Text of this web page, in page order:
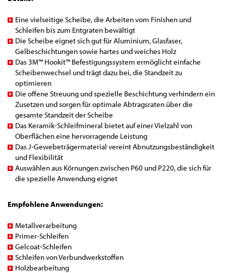
Eine vielseitige Scheibe, die Arbeiten vom Finishen und
Schleifen bis zum Entgraten bewältigt
Die Scheibe eignet sich gut für Aluminium, Glasfaser,
Gelbeschichtungen sowie hartes und weiches Holz
Das 3M™ Hookit™ Befestigungssystem ermöglicht einfache
Scheibenwechsel und trägt dazu bei, die Standzeit zu
optimieren
Die offene Streuung und spezielle Beschichtung verhindern ein
Zusetzen und sorgen für optimale Abtragsraten über die
gesamte Standzeit der Scheibe
Das Keramik-Schleifmineral bietet auf einer Vielzahl von
Oberflächen eine hervorragende Leistung
Das J-Gewebeträgermaterial vereint Abnutzungsbeständigkeit
und Flexibilität
Auswählen aus Körnungen zwischen P60 und P220, die sich für
die spezielle Anwendung eignet
Empfohlene Anwendungen:
Metallverarbeitung
Primer-Schleifen
Gelcoat-Schleifen
Schleifen von Verbundwerkstoffen
Holzbearbeitung